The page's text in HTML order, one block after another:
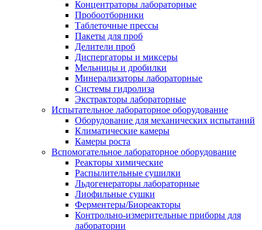
Концентраторы лабораторные
Пробоотборники
Таблеточные прессы
Пакеты для проб
Делители проб
Диспергаторы и миксеры
Мельницы и дробилки
Минерализаторы лабораторные
Системы гидролиза
Экстракторы лабораторные
Испытательное лабораторное оборудование
Оборудование для механических испытаний
Климатические камеры
Камеры роста
Вспомогательное лабораторное оборудование
Реакторы химические
Распылительные сушилки
Льдогенераторы лабораторные
Лиофильные сушки
Ферментеры/Биореакторы
Контрольно-измерительные приборы для
лаборатории